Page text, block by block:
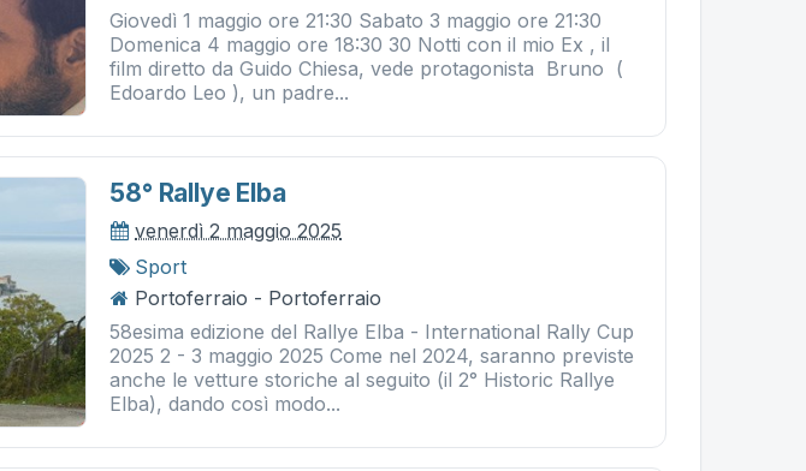
Giovedì 1 maggio ore 21:30 Sabato 3 maggio ore 21:30
Domenica 4 maggio ore 18:30 30 Notti con il mio Ex , il
film diretto da Guido Chiesa, vede protagonista Bruno (
Edoardo Leo ), un padre...
58° Rallye Elba
venerdì 2 maggio 2025
Sport
Portoferraio - Portoferraio
58esima edizione del Rallye Elba - International Rally Cup
2025 2 - 3 maggio 2025 Come nel 2024, saranno previste
anche le vetture storiche al seguito (il 2° Historic Rallye
Elba), dando così modo...